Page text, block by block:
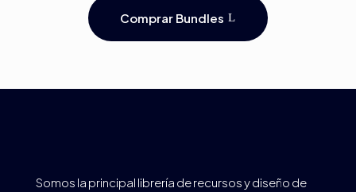
Comprar Bundles
Somos la principal librería de recursos y diseño de